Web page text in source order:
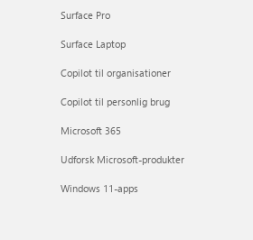
Surface Pro
Surface Laptop
Copilot til organisationer
Copilot til personlig brug
Microsoft 365
Udforsk Microsoft-produkter
Windows 11-apps